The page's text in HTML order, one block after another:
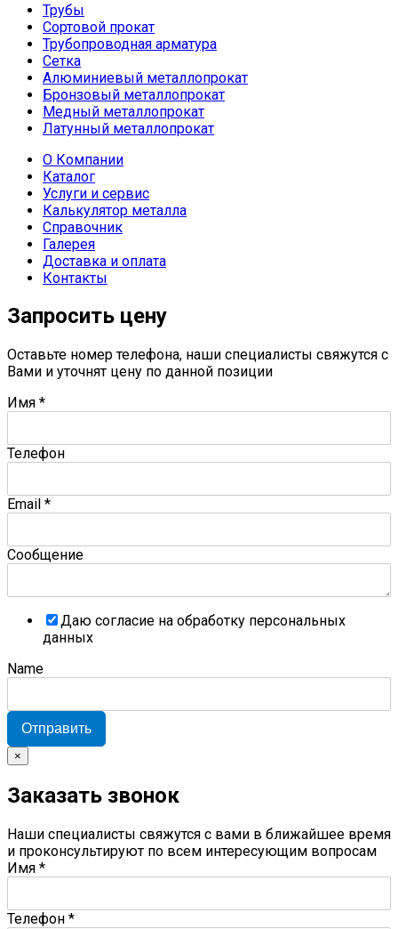
Трубы
Сортовой прокат
Трубопроводная арматура
Сетка
Алюминиевый металлопрокат
Бронзовый металлопрокат
Медный металлопрокат
Латунный металлопрокат
О Компании
Каталог
Услуги и сервис
Калькулятор металла
Справочник
Галерея
Доставка и оплата
Контакты
Запросить цену
Оставьте номер телефона, наши специалисты свяжутся с
Вами и уточнят цену по данной позиции
Имя *
Телефон
Email *
Сообщение
Даю согласие на обработку персональных
данных
Name
Отправить
×
Заказать звонок
Наши специалисты свяжутся с вами в ближайшее время
и проконсультируют по всем интересующим вопросам
Имя *
Телефон *